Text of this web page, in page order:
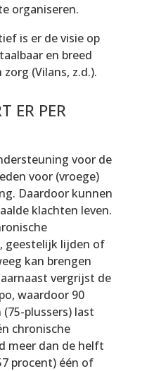
organiseren.
is er de visie op
en breed
(Vilans, z.d.).
ER PER
voor de
voor (vroege)
Daardoor kunnen
klachten leven.
geestelijk lijden of
kan brengen
vergrijst de
waardoor 90
plussers) last
chronische
meer dan de helft
procent) één of